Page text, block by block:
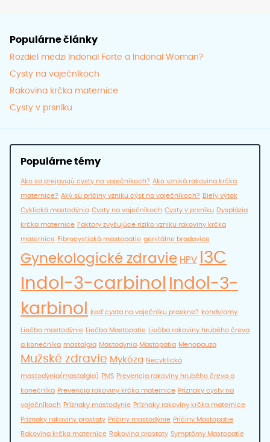
Populárne články
Rozdiel medzi Indonal Forte a Indonal Woman?
Cysty na vaječníkoch
Rakovina krčka maternice
Cysty v prsníku
Populárne témy
Ako sa prejavujú cysty na vaječníkoch? Ako vzniká rakovina krčka
maternice? Aký sú príčiny vzniku cýst na vaječníkoch? Biely výtok
Cyklická mastodýnia Cysty na vaječníkoch Cysty v prsníku Dysplázia
krčka maternice Faktory zvyšujúce riziko vzniku rakoviny krčka
maternice Fibrocystická mastopatie genitálne bradavice
Gynekologické zdravie HPV I3C
Indol-3-carbinol
Indol-3-
karbinol
keď cysta na vaječníku praskne? kondylomy
Liečba mastodýnie Liečba Mastopatie Liečba rakoviny hrubého čreva
a konečníka mastalgia Mastodynia Mastopatia Menopauza
Mužské zdravie Mykóza Necyklická
mastodýnia(mastalgia) PMS Prevencia rakoviny hrubého čreva a
konečníka Prevencia rakoviny krčka maternice Príznaky cysty na
vaječníkoch Príznaky mastodynie Príznaky rakoviny krčka maternice
Príznaky rakoviny prostaty Príčiny mastodýnie Príčiny Mastopatie
Rakovina krčka maternice Rakovina prostaty Symptómy Mastopatie